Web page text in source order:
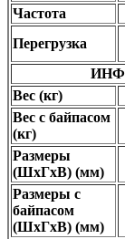
Частота
Перегрузка
Вес (кг)
Вес с байпасом
(кг)
Размеры
(ШхГхВ) (мм)
Размеры с
байпасом
(ШхГхВ) (мм)